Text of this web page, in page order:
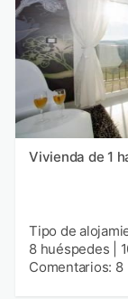
Vivienda de 1
Tipo de
8 huéspedes
Comentarios: 8